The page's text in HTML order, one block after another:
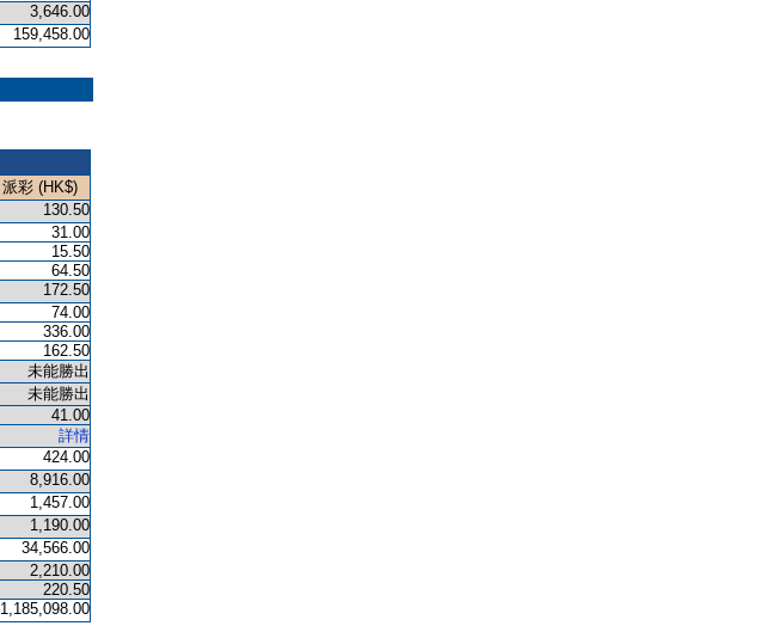
3,646.00
159,458.00
派彩 (HK$)
130.50
31.00
15.50
64.50
172.50
74.00
336.00
162.50
未能勝出
未能勝出
41.00
詳情
424.00
8,916.00
1,457.00
1,190.00
34,566.00
2,210.00
220.50
1,185,098.00